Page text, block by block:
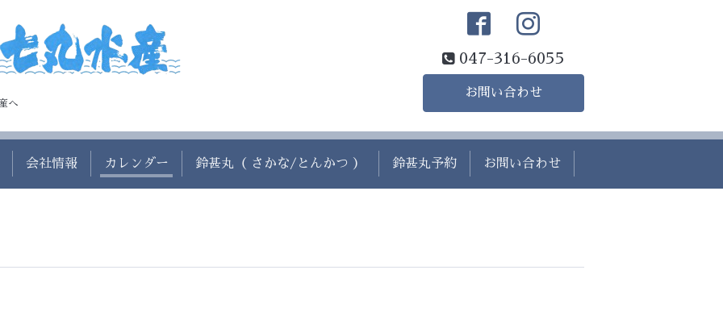
へ
047-316-6055
お問い合わせ
会社情報 カレンダー 鈴甚丸（ さかな/とんかつ ） 鈴甚丸予約 お問い合わせ